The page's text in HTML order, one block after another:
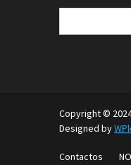
Buscar:
Copyright ©
Designed by
Contactos